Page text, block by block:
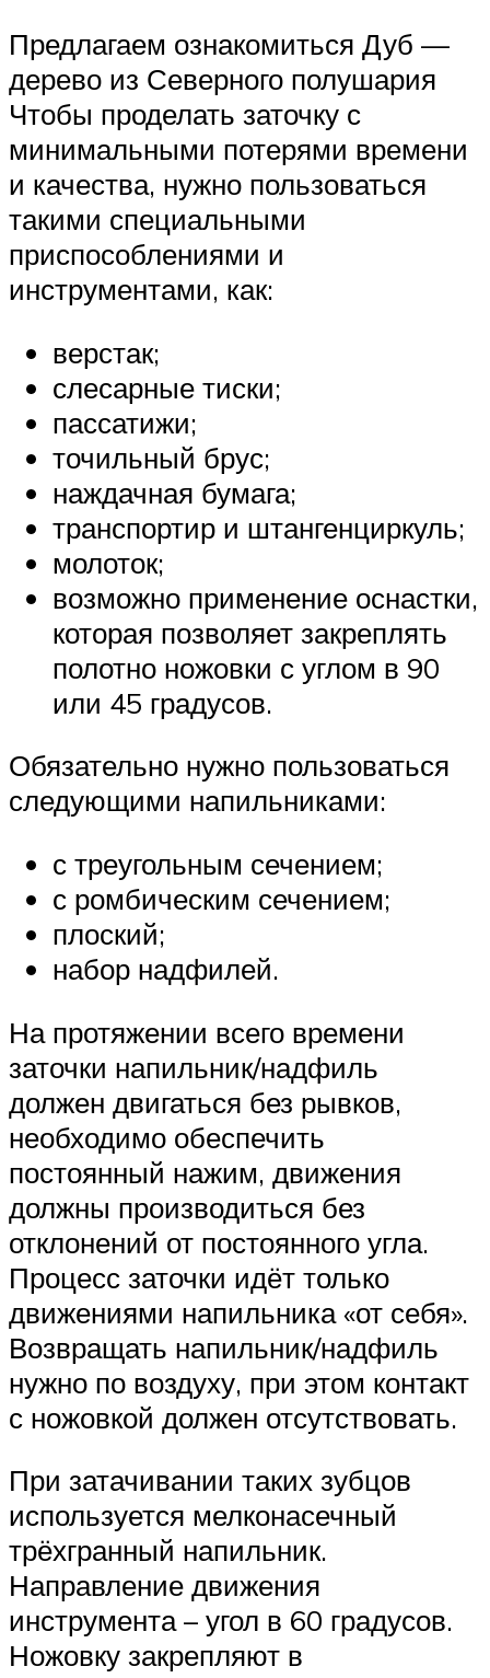
Предлагаем ознакомиться Дуб —
дерево из Северного полушария
Чтобы проделать заточку с
минимальными потерями времени
и качества, нужно пользоваться
такими специальными
приспособлениями и
инструментами, как:
верстак;
слесарные тиски;
пассатижи;
точильный брус;
наждачная бумага;
транспортир и штангенциркуль;
молоток;
возможно применение оснастки,
которая позволяет закреплять
полотно ножовки с углом в 90
или 45 градусов.
Обязательно нужно пользоваться
следующими напильниками:
с треугольным сечением;
с ромбическим сечением;
плоский;
набор надфилей.
На протяжении всего времени
заточки напильник/надфиль
должен двигаться без рывков,
необходимо обеспечить
постоянный нажим, движения
должны производиться без
отклонений от постоянного угла.
Процесс заточки идёт только
движениями напильника «от себя».
Возвращать напильник/надфиль
нужно по воздуху, при этом контакт
с ножовкой должен отсутствовать.
При затачивании таких зубцов
используется мелконасечный
трёхгранный напильник.
Направление движения
инструмента – угол в 60 градусов.
Ножовку закрепляют в